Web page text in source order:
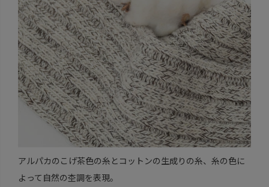
アルパカのこげ茶色の糸とコットンの生成りの糸、糸の色に
よって自然の杢調を表現。